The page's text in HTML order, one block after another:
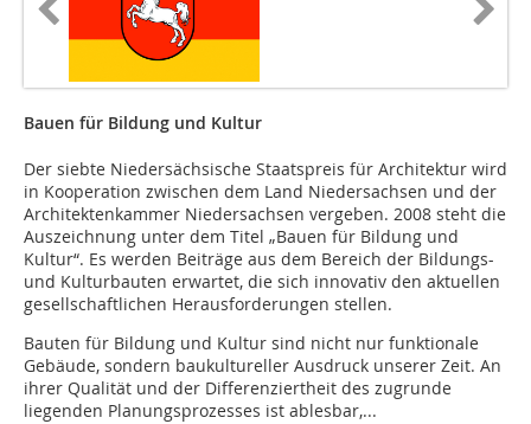
Bauen für Bildung und Kultur
Der siebte Niedersächsische Staatspreis für Architektur wird
in Kooperation zwischen dem Land Niedersachsen und der
Architektenkammer Niedersachsen vergeben. 2008 steht die
Auszeichnung unter dem Titel „Bauen für Bildung und
Kultur“. Es werden Beiträge aus dem Bereich der Bildungs-
und Kulturbauten erwartet, die sich innovativ den aktuellen
gesellschaftlichen Herausforderungen stellen.
Bauten für Bildung und Kultur sind nicht nur funktionale
Gebäude, sondern baukultureller Ausdruck unserer Zeit. An
ihrer Qualität und der Differenziertheit des zugrunde
liegenden Planungsprozesses ist ablesbar,...